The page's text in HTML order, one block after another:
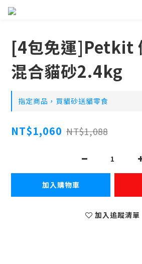
[4包免運]Petkit
混合貓砂2.4kg
指定商品，買貓砂送貓零食
NT$1,060 NT$1,088
加入購物車
加入追蹤清單